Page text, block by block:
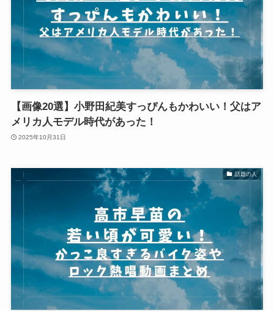
【画像20選】小野田紀美すっぴんもかわいい！父はア
メリカ人モデル時代があった！
2025年10月31日
話題の人